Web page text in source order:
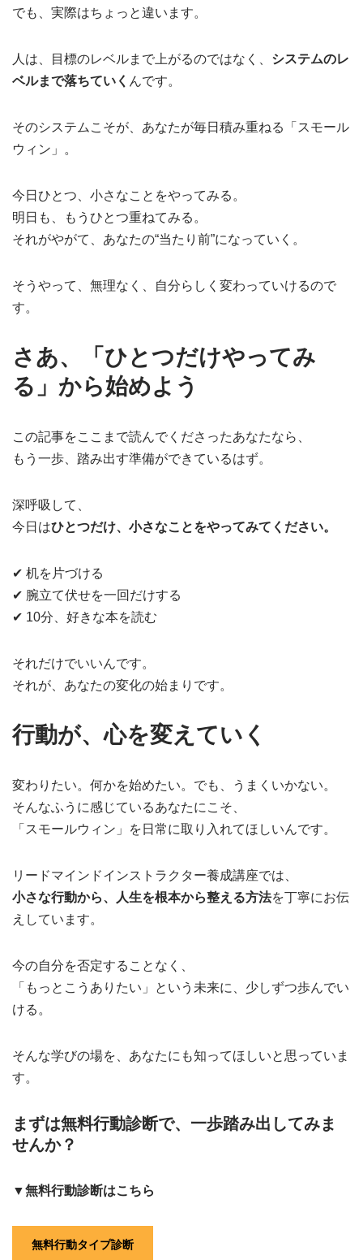
でも、実際はちょっと違います。
人は、目標のレベルまで上がるのではなく、 システムのレ
ベルまで落ちていく んです。
そのシステムこそが、あなたが毎日積み重ねる「スモール
ウィン」。
今日ひとつ、小さなことをやってみる。
明日も、もうひとつ重ねてみる。
それがやがて、あなたの“当たり前”になっていく。
そうやって、無理なく、自分らしく変わっていけるので
す。
さあ、「ひとつだけやってみ
る」から始めよう
この記事をここまで読んでくださったあなたなら、
もう一歩、踏み出す準備ができているはず。
深呼吸して、
今日はひとつだけ、小さなことをやってみてください。
✔︎ 机を片づける
✔︎ 腕立て伏せを一回だけする
✔︎ 10分、好きな本を読む
それだけでいいんです。
それが、あなたの変化の始まりです。
行動が、心を変えていく
変わりたい。何かを始めたい。でも、うまくいかない。
そんなふうに感じているあなたにこそ、
「スモールウィン」を日常に取り入れてほしいんです。
リードマインドインストラクター養成講座では、
小さな行動から、人生を根本から整える方法を丁寧にお伝
えしています。
今の自分を否定することなく、
「もっとこうありたい」という未来に、少しずつ歩んでい
ける。
そんな学びの場を、あなたにも知ってほしいと思っていま
す。
まずは無料行動診断で、一歩踏み出してみま
せんか？
▼無料行動診断はこちら
無料行動タイプ診断